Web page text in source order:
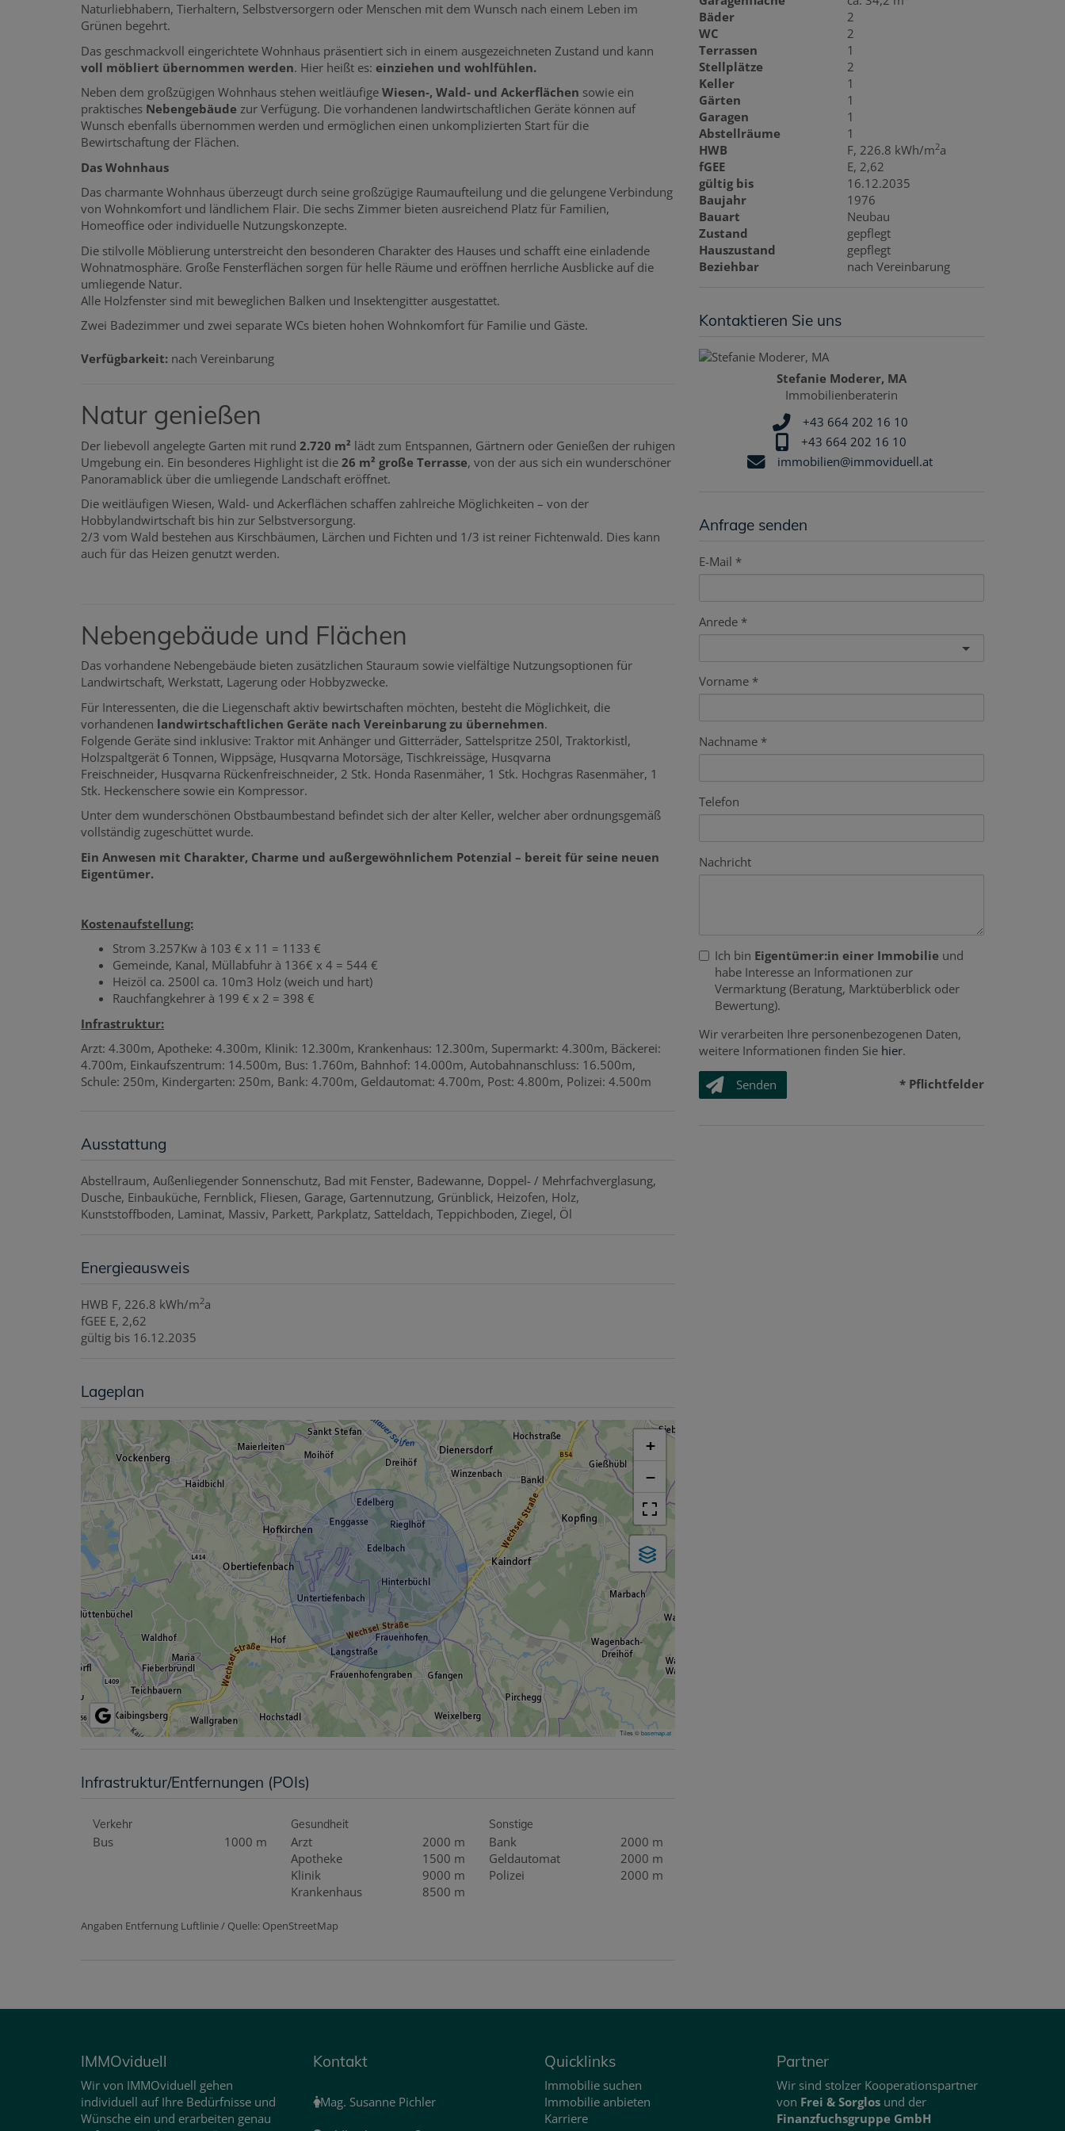
Naturliebhabern, Tierhaltern, Selbstversorgern oder Menschen mit dem Wunsch nach einem Leben im
Grünen begehrt.
Das geschmackvoll eingerichtete Wohnhaus präsentiert sich in einem ausgezeichneten Zustand und kann
voll möbliert übernommen werden. Hier heißt es: einziehen und wohlfühlen.
Neben dem großzügigen Wohnhaus stehen weitläufige Wiesen-, Wald- und Ackerflächen sowie ein
praktisches Nebengebäude zur Verfügung. Die vorhandenen landwirtschaftlichen Geräte können auf
Wunsch ebenfalls übernommen werden und ermöglichen einen unkomplizierten Start für die
Bewirtschaftung der Flächen.
Das Wohnhaus
Das charmante Wohnhaus überzeugt durch seine großzügige Raumaufteilung und die gelungene Verbindung
von Wohnkomfort und ländlichem Flair. Die sechs Zimmer bieten ausreichend Platz für Familien,
Homeoffice oder individuelle Nutzungskonzepte.
Die stilvolle Möblierung unterstreicht den besonderen Charakter des Hauses und schafft eine einladende
Wohnatmosphäre. Große Fensterflächen sorgen für helle Räume und eröffnen herrliche Ausblicke auf die
umliegende Natur.
Alle Holzfenster sind mit beweglichen Balken und Insektengitter ausgestattet.
Zwei Badezimmer und zwei separate WCs bieten hohen Wohnkomfort für Familie und Gäste.
Verfügbarkeit: nach Vereinbarung
Natur genießen
Der liebevoll angelegte Garten mit rund 2.720 m² lädt zum Entspannen, Gärtnern oder Genießen der ruhigen
Umgebung ein. Ein besonderes Highlight ist die 26 m² große Terrasse, von der aus sich ein wunderschöner
Panoramablick über die umliegende Landschaft eröffnet.
Die weitläufigen Wiesen, Wald- und Ackerflächen schaffen zahlreiche Möglichkeiten – von der
Hobbylandwirtschaft bis hin zur Selbstversorgung.
2/3 vom Wald bestehen aus Kirschbäumen, Lärchen und Fichten und 1/3 ist reiner Fichtenwald. Dies kann
auch für das Heizen genutzt werden.
Nebengebäude und Flächen
Das vorhandene Nebengebäude bieten zusätzlichen Stauraum sowie vielfältige Nutzungsoptionen für
Landwirtschaft, Werkstatt, Lagerung oder Hobbyzwecke.
Für Interessenten, die die Liegenschaft aktiv bewirtschaften möchten, besteht die Möglichkeit, die
vorhandenen landwirtschaftlichen Geräte nach Vereinbarung zu übernehmen.
Folgende Geräte sind inklusive: Traktor mit Anhänger und Gitterräder, Sattelspritze 250l, Traktorkistl,
Holzspaltgerät 6 Tonnen, Wippsäge, Husqvarna Motorsäge, Tischkreissäge, Husqvarna
Freischneider, Husqvarna Rückenfreischneider, 2 Stk. Honda Rasenmäher, 1 Stk. Hochgras Rasenmäher, 1
Stk. Heckenschere sowie ein Kompressor.
Unter dem wunderschönen Obstbaumbestand befindet sich der alter Keller, welcher aber ordnungsgemäß
vollständig zugeschüttet wurde.
Ein Anwesen mit Charakter, Charme und außergewöhnlichem Potenzial – bereit für seine neuen
Eigentümer.
Kostenaufstellung:
Strom 3.257Kw à 103 € x 11 = 1133 €
Gemeinde, Kanal, Müllabfuhr à 136€ x 4 = 544 €
Heizöl ca. 2500l ca. 10m3 Holz (weich und hart)
Rauchfangkehrer à 199 € x 2 = 398 €
Infrastruktur:
Arzt: 4.300m, Apotheke: 4.300m, Klinik: 12.300m, Krankenhaus: 12.300m, Supermarkt: 4.300m, Bäckerei:
4.700m, Einkaufszentrum: 14.500m, Bus: 1.760m, Bahnhof: 14.000m, Autobahnanschluss: 16.500m,
Schule: 250m, Kindergarten: 250m, Bank: 4.700m, Geldautomat: 4.700m, Post: 4.800m, Polizei: 4.500m
Ausstattung
Abstellraum Außenliegender Sonnenschutz Bad mit Fenster Badewanne Doppel- / Mehrfachverglasung
Dusche Einbauküche Fernblick Fliesen Garage Gartennutzung Grünblick Heizofen Holz
Kunststoffboden Laminat Massiv Parkett Parkplatz Satteldach Teppichboden Ziegel Öl
Energieausweis
HWB F, 226.8 kWh/m2a
fGEE E, 2,62
gültig bis 16.12.2035
Lageplan
+
−
Tiles ©basemap.at
Infrastruktur/Entfernungen (POIs)
Verkehr
Bus 1000 m
Gesundheit
Arzt
2000 m
Apotheke
1500 m
Klinik
9000 m
Krankenhaus
8500 m
Sonstige
Bank
2000 m
Geldautomat
2000 m
Polizei
2000 m
Angaben Entfernung Luftlinie / Quelle: OpenStreetMap
Bäder
2
WC
2
Terrassen
1
Stellplätze
2
Keller
1
Gärten
1
Garagen
1
Abstellräume
1
HWB
F, 226.8 kWh/m2a
fGEE
E, 2,62
gültig bis
16.12.2035
Baujahr
1976
Bauart
Neubau
Zustand
gepflegt
Hauszustand
gepflegt
Beziehbar
nach Vereinbarung
Kontaktieren Sie uns
Stefanie Moderer, MA
Immobilienberaterin
+43 664 202 16 10
+43 664 202 16 10
immobilien@immoviduell.at
Anfrage senden
E-Mail
Anrede
Vorname
Nachname
Telefon
Nachricht
Ich bin Eigentümer:in einer Immobilie und
habe Interesse an Informationen zur
Vermarktung (Beratung, Marktüberblick oder
Bewertung).
Wir verarbeiten Ihre personenbezogenen Daten,
weitere Informationen finden Sie hier.
Senden * Pflichtfelder
IMMOviduell
Wir von IMMOviduell gehen
individuell auf Ihre Bedürfnisse und
Wünsche ein und erarbeiten genau
Kontakt
Mag. Susanne Pichler
Quicklinks
Immobilie suchen
Immobilie anbieten
Karriere
Partner
Wir sind stolzer Kooperationspartner
von Frei & Sorglosund der
Finanzfuchsgruppe GmbH